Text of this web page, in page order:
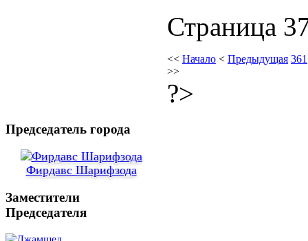
Страница
<< Начало < Предыдущая 361
>>
?>
Председатель города
Фирдавс Шарифзода
Заместители
Председателя